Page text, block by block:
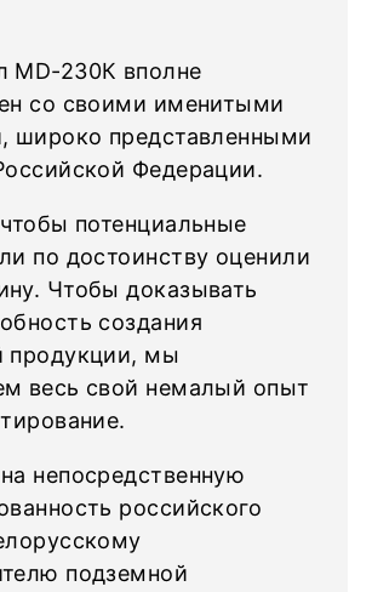
MD-230К вполне
со своими именитыми
широко представленными
Федерации.
потенциальные
по достоинству оценили
Чтобы доказывать
создания
продукции, мы
весь свой немалый опыт
непосредственную
российского
подземной